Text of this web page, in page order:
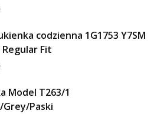
codzienna 1G1753 Y7SM
Fit
Model T263/1
Grey/Paski